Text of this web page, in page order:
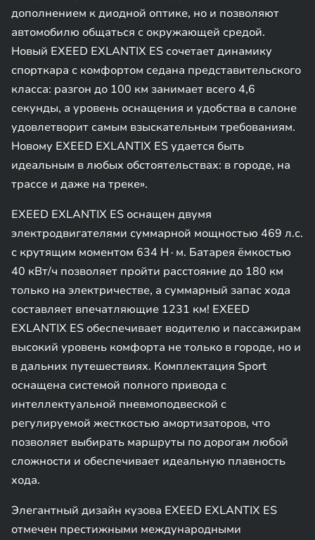
дополнением к диодной оптике, но и позволяют
автомобилю общаться с окружающей средой.
Новый EXEED EXLANTIX ES сочетает динамику
спорткара с комфортом седана представительского
класса: разгон до 100 км занимает всего 4,6
секунды, а уровень оснащения и удобства в салоне
удовлетворит самым взыскательным требованиям.
Новому EXEED EXLANTIX ES удается быть
идеальным в любых обстоятельствах: в городе, на
трассе и даже на треке».
EXEED EXLANTIX ES оснащен двумя
электродвигателями суммарной мощностью 469 л.с.
с крутящим моментом 634 Н∙м. Батарея ёмкостью
40 кВт/ч позволяет пройти расстояние до 180 км
только на электричестве, а суммарный запас хода
составляет впечатляющие 1231 км! EXEED
EXLANTIX ES обеспечивает водителю и пассажирам
высокий уровень комфорта не только в городе, но и
в дальних путешествиях. Комплектация Sport
оснащена системой полного привода с
интеллектуальной пневмоподвеской c
регулируемой жесткостью амортизаторов, что
позволяет выбирать маршруты по дорогам любой
сложности и обеспечивает идеальную плавность
хода.
Элегантный дизайн кузова EXEED EXLANTIX ES
отмечен престижными международными